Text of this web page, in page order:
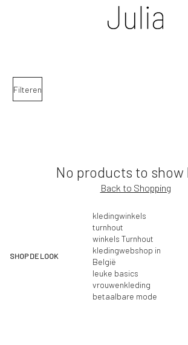
Filteren
No products to show
Back to Shopping
SHOP DE LOOK
kledingwinkels
turnhout
winkels Turnhout
kledingwebshop in
België
leuke basics
vrouwenkleding
betaalbare mode